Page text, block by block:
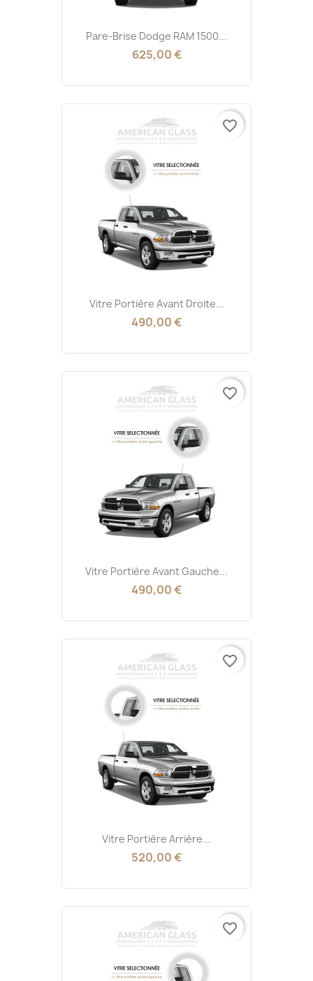
Pare-Brise Dodge RAM 1500...
625,00 €
Vitre Portière Avant Droite...
490,00 €
favorite_border
Vitre Portière Avant Gauche...
490,00 €
favorite_border
Vitre Portière Arrière...
520,00 €
favorite_border
favorite_border